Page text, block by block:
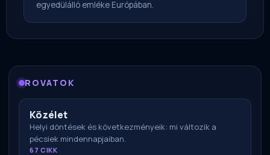
egyedülálló emléke Európában.
ROVATOK
Közélet
Helyi döntések és következményeik: mi változik a
pécsiek mindennapjaiban.
67 CIKK